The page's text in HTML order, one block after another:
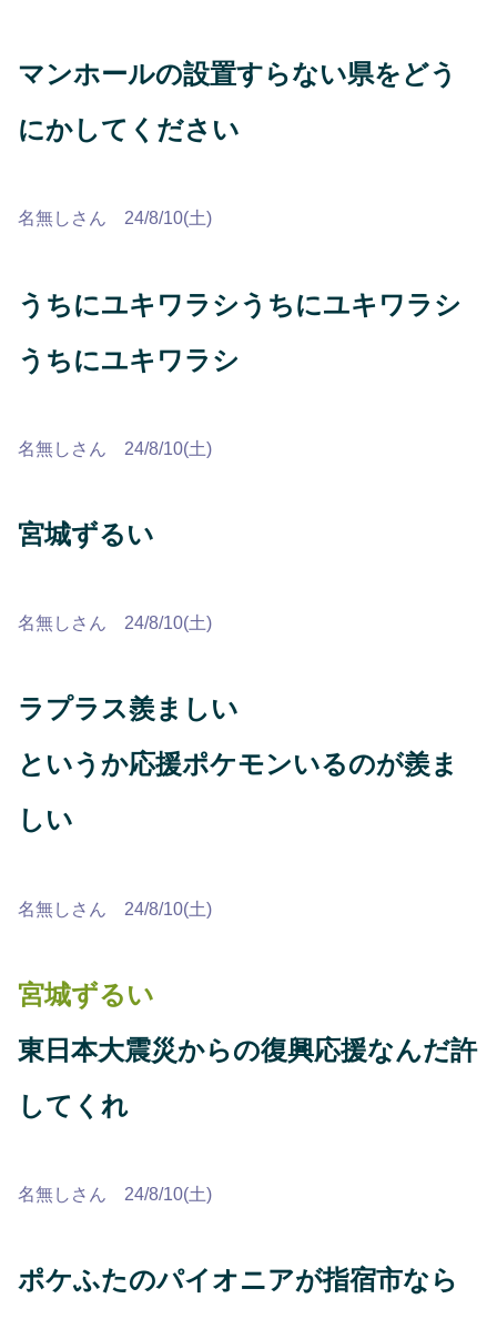
マンホールの設置すらない県をどう
にかしてください
名無しさん 24/8/10(土)
うちにユキワラシうちにユキワラシ
うちにユキワラシ
名無しさん 24/8/10(土)
宮城ずるい
名無しさん 24/8/10(土)
ラプラス羨ましい
というか応援ポケモンいるのが羨ま
しい
名無しさん 24/8/10(土)
宮城ずるい
東日本大震災からの復興応援なんだ許
してくれ
名無しさん 24/8/10(土)
ポケふたのパイオニアが指宿市なら